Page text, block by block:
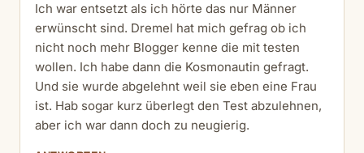
Ich war entsetzt als ich hörte das nur Männer
erwünscht sind. Dremel hat mich gefrag ob ich
nicht noch mehr Blogger kenne die mit testen
wollen. Ich habe dann die Kosmonautin gefragt.
Und sie wurde abgelehnt weil sie eben eine Frau
ist. Hab sogar kurz überlegt den Test abzulehnen,
aber ich war dann doch zu neugierig.